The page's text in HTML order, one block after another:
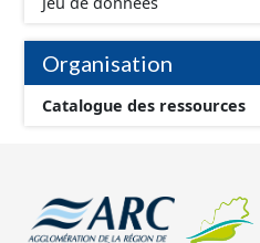
Organisation
Catalogue des ressources